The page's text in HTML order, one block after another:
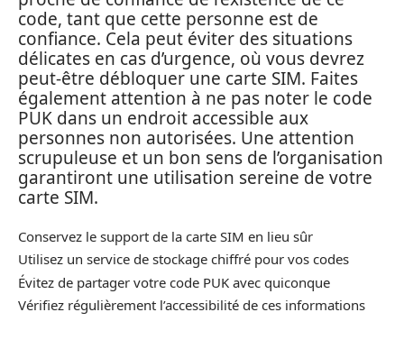
code, tant que cette personne est de
confiance. Cela peut éviter des situations
délicates en cas d’urgence, où vous devrez
peut-être débloquer une carte SIM. Faites
également attention à ne pas noter le code
PUK dans un endroit accessible aux
personnes non autorisées. Une attention
scrupuleuse et un bon sens de l’organisation
garantiront une utilisation sereine de votre
carte SIM.
Conservez le support de la carte SIM en lieu sûr
Utilisez un service de stockage chiffré pour vos codes
Évitez de partager votre code PUK avec quiconque
Vérifiez régulièrement l’accessibilité de ces informations